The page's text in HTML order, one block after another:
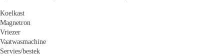
Koelkast
Magnetron
Vriezer
Vaatwasmachine
Servies/bestek